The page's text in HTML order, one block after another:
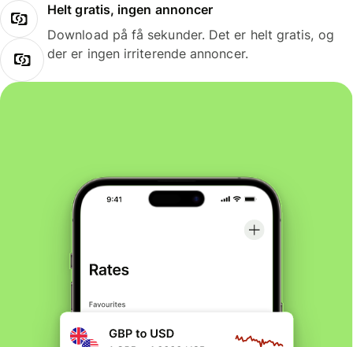
Helt gratis, ingen annoncer
Download på få sekunder. Det er helt gratis, og
der er ingen irriterende annoncer.